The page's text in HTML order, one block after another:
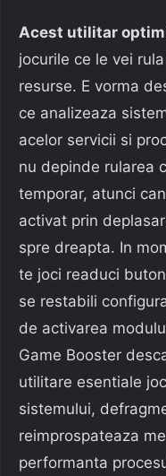
Acest utilitar
jocurile ce le vei
resurse. E vorma
ce analizeaza
acelor servicii si
nu depinde rularea
temporar, atunci
activat prin
spre dreapta. In
te joci readuci
se restabili
de activarea
Game Booster
utilitare esentiale
sistemului,
reimprospateaza
performanta